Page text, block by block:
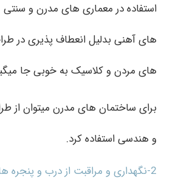
استفاده در معماری های مدرن و
های آهنی بدلیل انعطاف پذیری در
های مردن و کلاسیک به خوبی جا
برای ساختمان های مدرن میتوان از
و هندسی استفاده کرد.
2-نگهداری و مراقبت از درب و پنجره های شیک